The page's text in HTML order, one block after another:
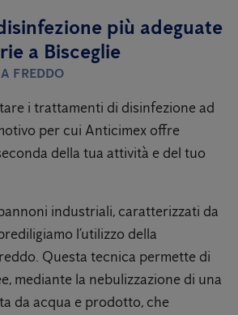
più adeguate
a Bisceglie
FREDDO
i trattamenti di disinfezione ad
per cui Anticimex offre
della tua attività e del tuo
industriali, caratterizzati da
l’utilizzo della
Questa tecnica permette di
mediante la nebulizzazione di una
da acqua e prodotto, che